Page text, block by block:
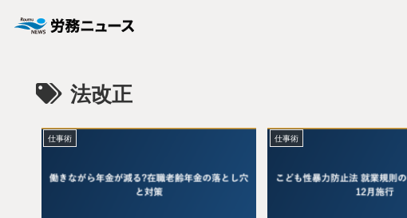
法改正
仕事術 仕事術